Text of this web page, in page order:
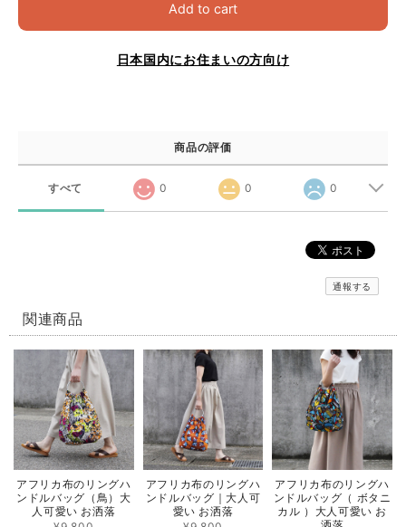
Add to cart
日本国内にお住まいの方向け
商品の評価
すべて 0 0 0
通報する
関連商品
アフリカ布のリングハ
ンドルバッグ（鳥）大
人可愛い お洒落
アフリカ布のリングハ
ンドルバッグ｜大人可
愛い お洒落
アフリカ布のリングハ
ンドルバッグ（ ボタニ
カル ）大人可愛い お